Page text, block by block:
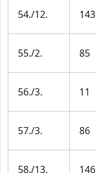
54./12. 143
55./2. 85
56./3. 11
57./3. 86
58./13. 146